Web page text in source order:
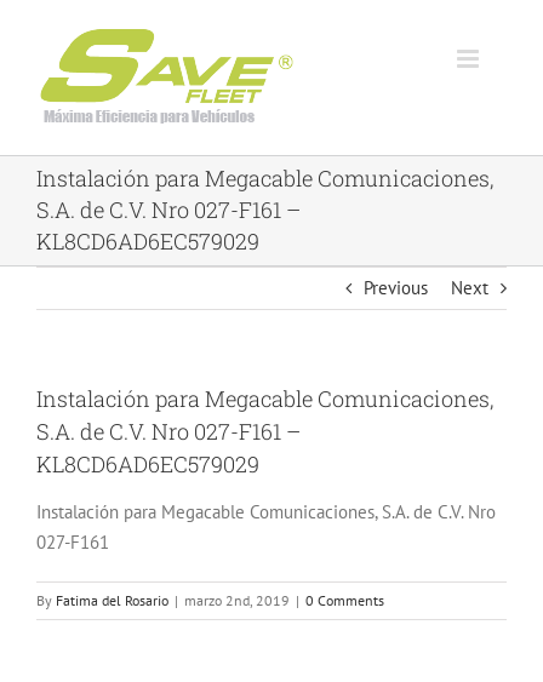
content
Instalación para Megacable Comunicaciones,
S.A. de C.V. Nro 027-F161 –
KL8CD6AD6EC579029
Previous Next
Instalación para Megacable Comunicaciones,
S.A. de C.V. Nro 027-F161 –
KL8CD6AD6EC579029
Instalación para Megacable Comunicaciones, S.A. de C.V. Nro
027-F161
By Fatima del Rosario | marzo 2nd, 2019 | 0 Comments